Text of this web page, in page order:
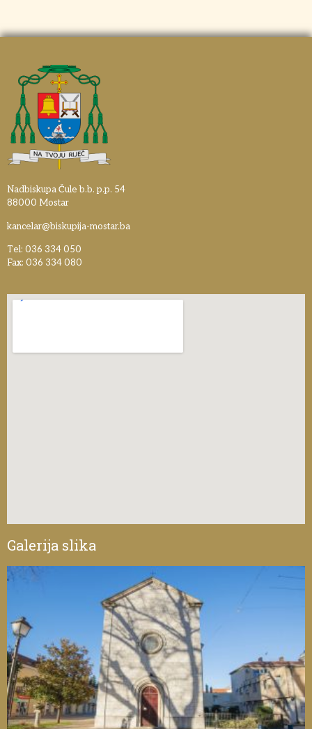
Nadbiskupa Čule b.b. p.p. 54
88000 Mostar
kancelar@biskupija-mostar.ba
Tel: 036 334 050
Fax: 036 334 080
Galerija slika